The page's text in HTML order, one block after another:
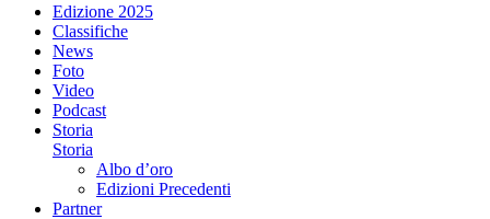
Edizione 2025
Classifiche
News
Foto
Video
Podcast
Storia
Storia
Albo d’oro
Edizioni Precedenti
Partner